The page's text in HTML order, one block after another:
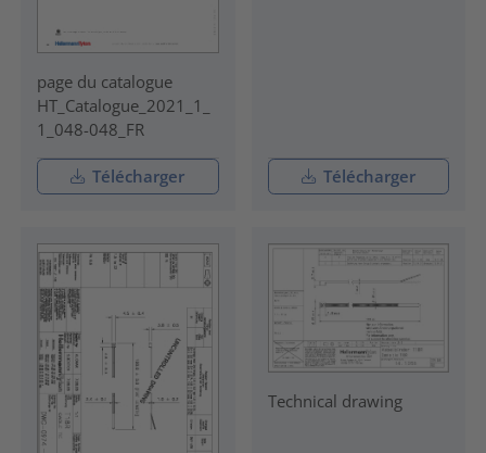
page du catalogue
HT_Catalogue_2021_1_
1_048-048_FR
Télécharger Télécharger
Technical drawing